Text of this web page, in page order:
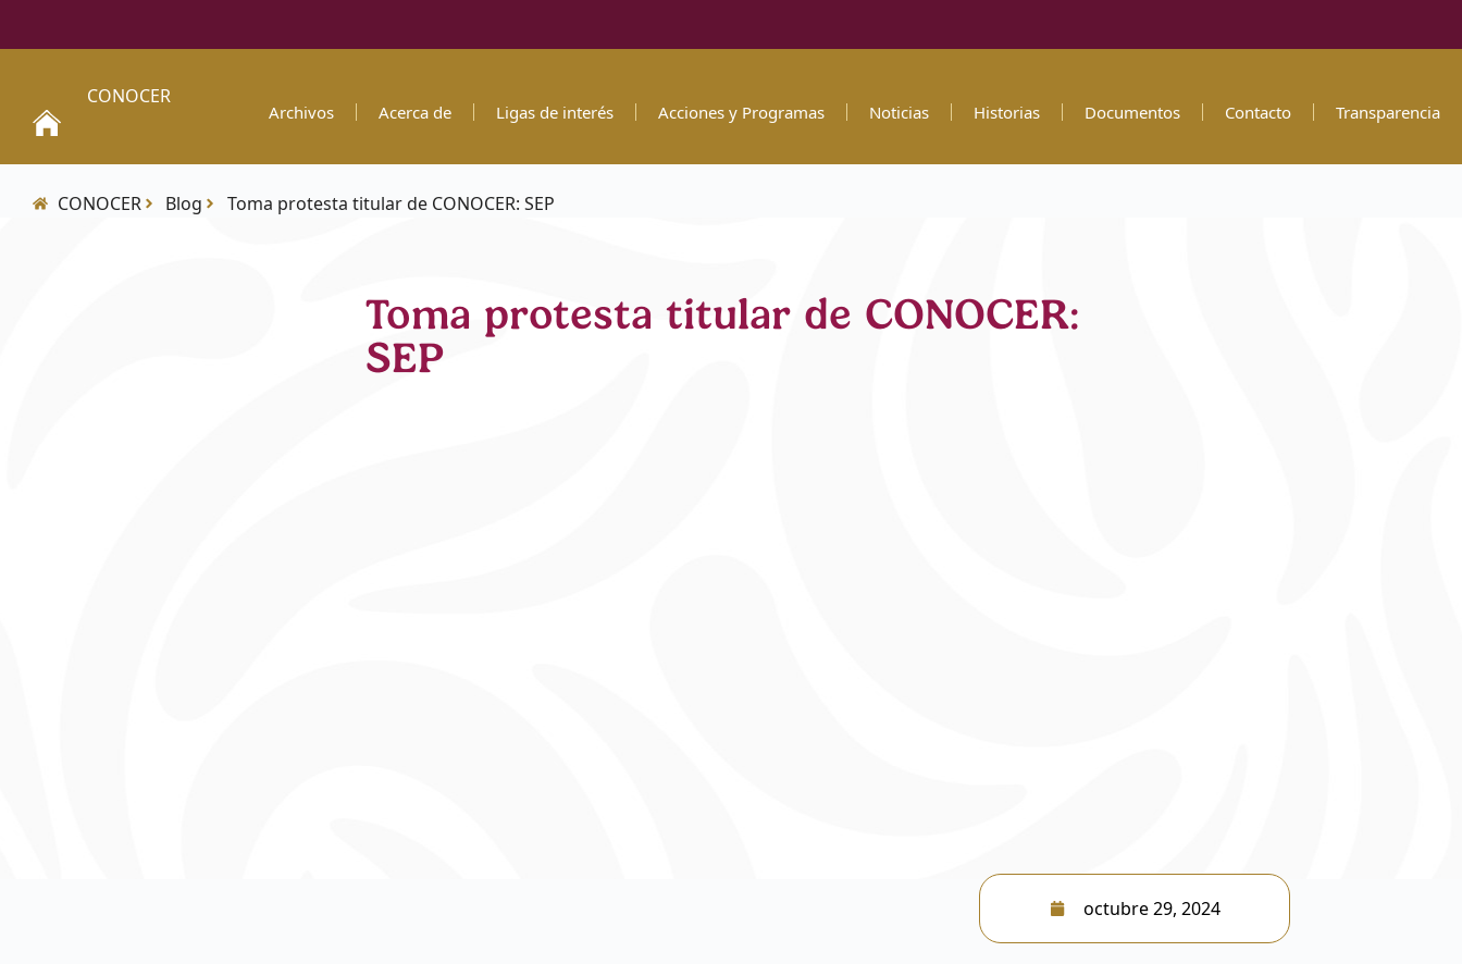
CONOCER
Archivos Acerca de Ligas de interés Acciones y Programas Noticias Historias Documentos Contacto Transparencia
CONOCER Blog Toma protesta titular de CONOCER: SEP
Toma protesta titular de CONOCER:
SEP
octubre 29, 2024